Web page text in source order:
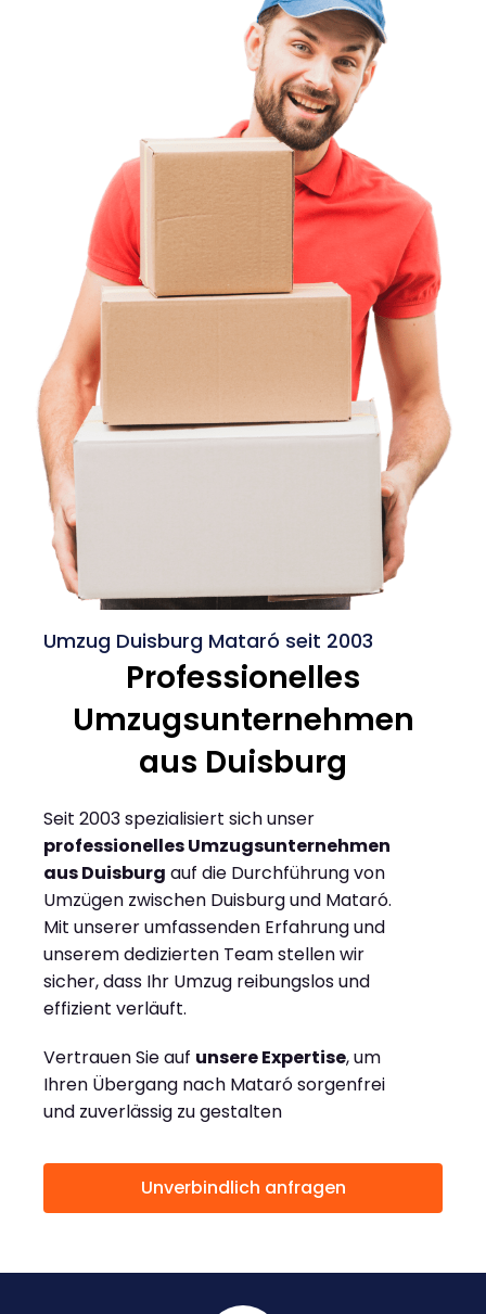
Umzug Duisburg Mataró seit 2003
Professionelles
Umzugsunternehmen
aus Duisburg
Seit 2003 spezialisiert sich unser
professionelles Umzugsunternehmen
aus Duisburg auf die Durchführung von
Umzügen zwischen Duisburg und Mataró.
Mit unserer umfassenden Erfahrung und
unserem dedizierten Team stellen wir
sicher, dass Ihr Umzug reibungslos und
effizient verläuft.
Vertrauen Sie auf unsere Expertise, um
Ihren Übergang nach Mataró sorgenfrei
und zuverlässig zu gestalten
Unverbindlich anfragen